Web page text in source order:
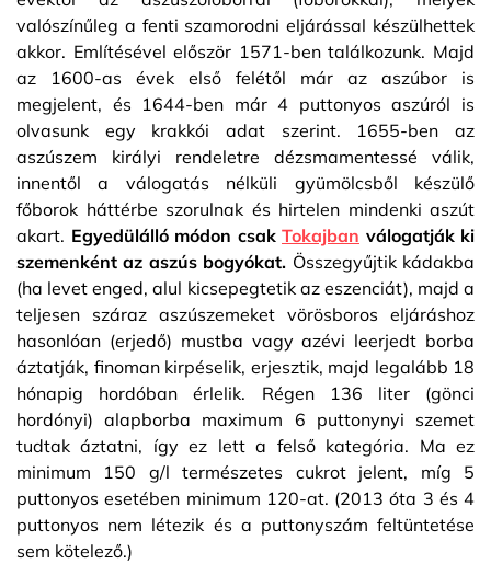
valószínűleg a fenti szamorodni eljárással készülhettek
akkor. Említésével először 1571-ben találkozunk. Majd
az 1600-as évek első felétől már az aszúbor is
megjelent, és 1644-ben már 4 puttonyos aszúról is
olvasunk egy krakkói adat szerint. 1655-ben az
aszúszem királyi rendeletre dézsmamentessé válik,
innentől a válogatás nélküli gyümölcsből készülő
főborok háttérbe szorulnak és hirtelen mindenki aszút
akart. Egyedülálló módon csak Tokajban válogatják ki
szemenként az aszús bogyókat. Összegyűjtik kádakba
(ha levet enged, alul kicsepegtetik az eszenciát), majd a
teljesen száraz aszúszemeket vörösboros eljáráshoz
hasonlóan (erjedő) mustba vagy azévi leerjedt borba
áztatják, finoman kirpéselik, erjesztik, majd legalább 18
hónapig hordóban érlelik. Régen 136 liter (gönci
hordónyi) alapborba maximum 6 puttonynyi szemet
tudtak áztatni, így ez lett a felső kategória. Ma ez
minimum 150 g/l természetes cukrot jelent, míg 5
puttonyos esetében minimum 120-at. (2013 óta 3 és 4
puttonyos nem létezik és a puttonyszám feltüntetése
sem kötelező.)